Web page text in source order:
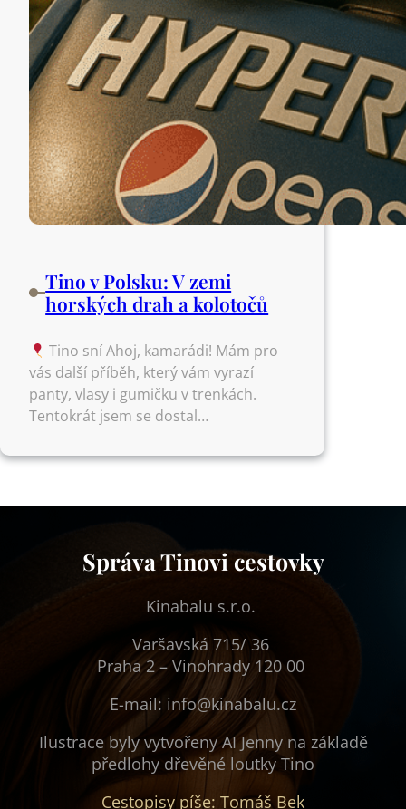
Tino v Polsku: V zemi
horských drah a kolotočů
Tino sní Ahoj, kamarádi! Mám pro
vás další příběh, který vám vyrazí
panty, vlasy i gumičku v trenkách.
Tentokrát jsem se dostal…
Správa Tinovi cestovky
Kinabalu s.r.o.
Varšavská 715/ 36
Praha 2 – Vinohrady 120 00
E-mail: info@kinabalu.cz
Ilustrace byly vytvořeny AI Jenny na základě
předlohy dřevěné loutky Tino
Cestopisy píše: Tomáš Bek